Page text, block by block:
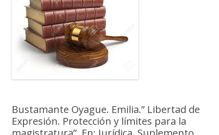
Bustamante Oyague. Emilia.” Libertad de
Expresión. Protección y límites para la